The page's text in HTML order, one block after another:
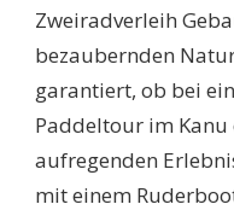
Zweiradverleih
bezaubernden
garantiert, ob bei
Paddeltour im
aufregenden
mit einem